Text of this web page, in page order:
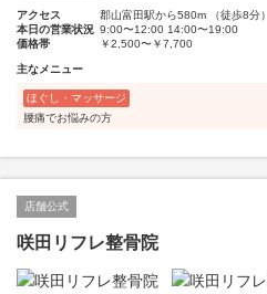
アクセス
郡山富田駅から580m （徒歩8分）
本日の営業状況 9:00〜12:00 14:00〜19:00
価格帯
￥2,500〜￥7,700
主なメニュー
ほぐし・マッサージ
腰痛でお悩みの方
店舗公式
咲田リフレ整骨院